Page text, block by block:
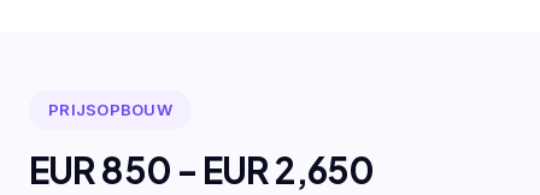
PRIJSOPBOUW
EUR 850 - EUR 2,650